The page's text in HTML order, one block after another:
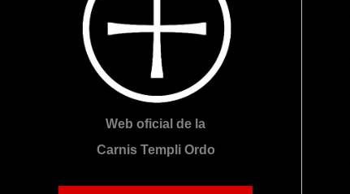
Web oficial de la
Carnis Templi Ordo